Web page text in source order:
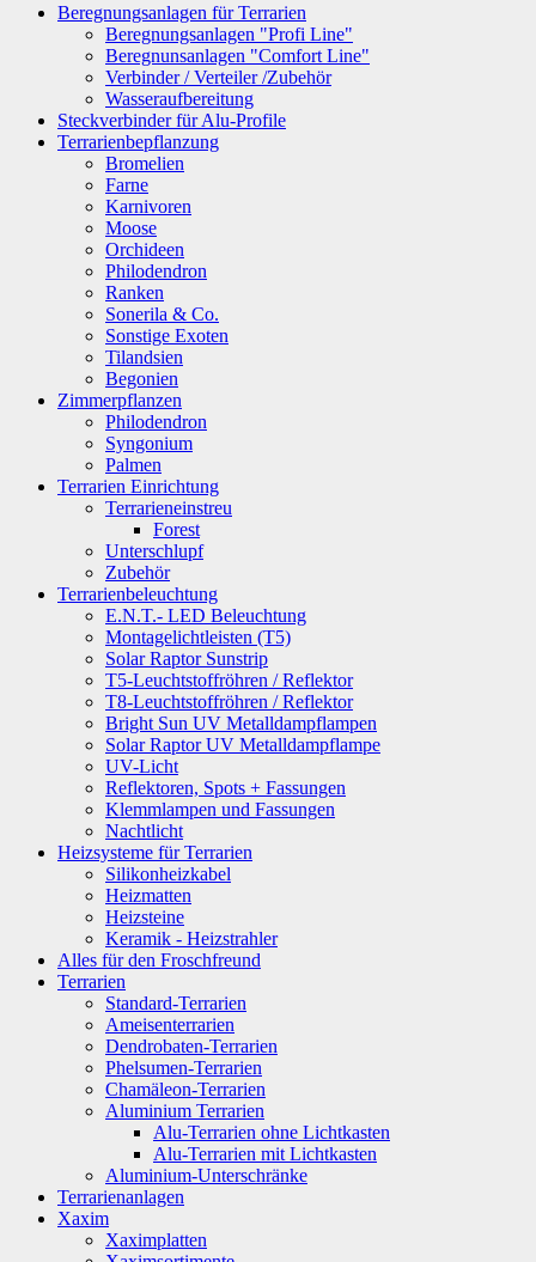
Beregnungsanlagen für Terrarien
Beregnungsanlagen "Profi Line"
Beregnunsanlagen "Comfort Line"
Verbinder / Verteiler /Zubehör
Wasseraufbereitung
Steckverbinder für Alu-Profile
Terrarienbepflanzung
Bromelien
Farne
Karnivoren
Moose
Orchideen
Philodendron
Ranken
Sonerila & Co.
Sonstige Exoten
Tilandsien
Begonien
Zimmerpflanzen
Philodendron
Syngonium
Palmen
Terrarien Einrichtung
Terrarieneinstreu
Forest
Unterschlupf
Zubehör
Terrarienbeleuchtung
E.N.T.- LED Beleuchtung
Montagelichtleisten (T5)
Solar Raptor Sunstrip
T5-Leuchtstoffröhren / Reflektor
T8-Leuchtstoffröhren / Reflektor
Bright Sun UV Metalldampflampen
Solar Raptor UV Metalldampflampe
UV-Licht
Reflektoren, Spots + Fassungen
Klemmlampen und Fassungen
Nachtlicht
Heizsysteme für Terrarien
Silikonheizkabel
Heizmatten
Heizsteine
Keramik - Heizstrahler
Alles für den Froschfreund
Terrarien
Standard-Terrarien
Ameisenterrarien
Dendrobaten-Terrarien
Phelsumen-Terrarien
Chamäleon-Terrarien
Aluminium Terrarien
Alu-Terrarien ohne Lichtkasten
Alu-Terrarien mit Lichtkasten
Aluminium-Unterschränke
Terrarienanlagen
Xaxim
Xaximplatten